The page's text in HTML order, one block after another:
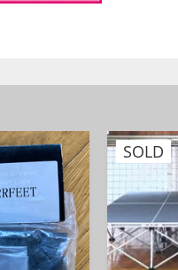
SOLD